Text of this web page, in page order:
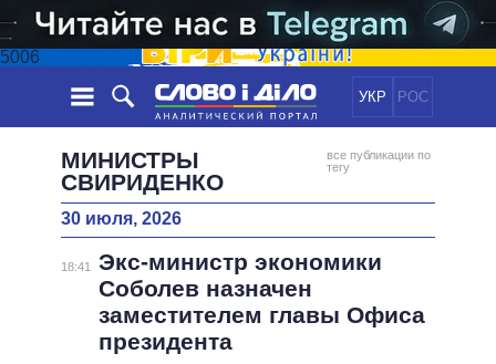
5006
УКР РОС
ЛЕНТА
СОБЫТИЯ
СТАТЬИ
ОБЗОРЫ
ПОЛИТИКА
ЭКОНОМИКА
ОБЩЕСТВО
ОБЕЩАНИЯ
ПОЛИТИКИ
ПРЕЗИДЕНТ И ОФИС
ИНФОГРАФИКА
ВИДЕО
МИНИСТРЫ
СВИРИДЕНКО
все публикации по
тегу
30 июля, 2026
18:41
Экс-министр экономики
Соболев назначен
заместителем главы Офиса
президента